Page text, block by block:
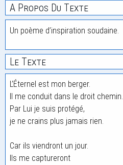
A Propos Du Texte
Un poème d’inspiration soudaine.
Le Texte
L’Éternel est mon berger.
Il me conduit dans le droit chemin.
Par Lui je suis protégé,
je ne crains plus jamais rien.
Car ils viendront un jour.
Ils me captureront